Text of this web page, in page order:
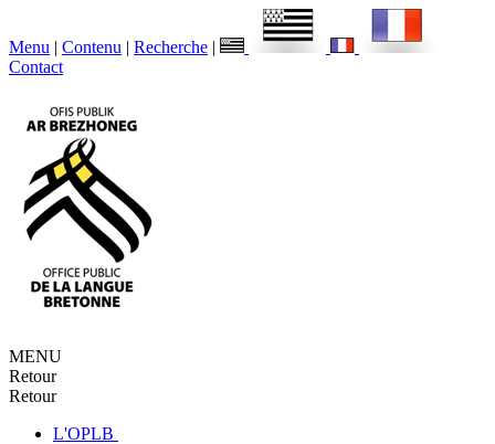
Menu | Contenu | Recherche |
Contact
MENU
Retour
Retour
L'OPLB